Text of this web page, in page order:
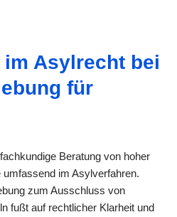
Asylrecht bei
für
Beratung von hoher
im Asylverfahren.
zum Ausschluss von
fußt auf rechtlicher Klarheit und